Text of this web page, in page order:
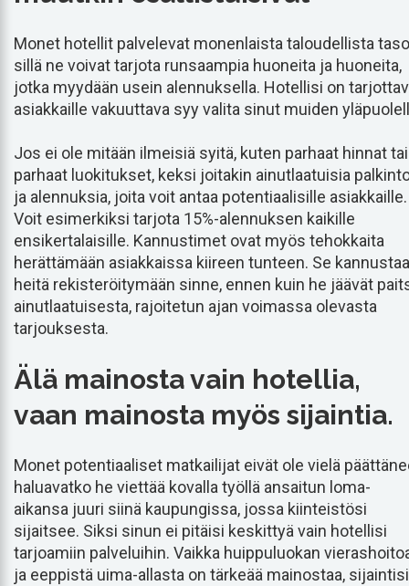
Monet hotellit palvelevat monenlaista taloudellista
sillä ne voivat tarjota runsaampia huoneita ja huoneita,
jotka myydään usein alennuksella. Hotellisi on
asiakkaille vakuuttava syy valita sinut muiden
Jos ei ole mitään ilmeisiä syitä, kuten parhaat hinnat tai
parhaat luokitukset, keksi joitakin ainutlaatuisia
ja alennuksia, joita voit antaa potentiaalisille asiakkaille.
Voit esimerkiksi tarjota 15%-alennuksen kaikille
ensikertalaisille. Kannustimet ovat myös tehokkaita
herättämään asiakkaissa kiireen tunteen. Se kannustaa
heitä rekisteröitymään sinne, ennen kuin he jäävät
ainutlaatuisesta, rajoitetun ajan voimassa olevasta
tarjouksesta.
Älä mainosta vain hotellia,
vaan mainosta myös sijaintia.
Monet potentiaaliset matkailijat eivät ole vielä
haluavatko he viettää kovalla työllä ansaitun loma-
aikansa juuri siinä kaupungissa, jossa kiinteistösi
sijaitsee. Siksi sinun ei pitäisi keskittyä vain hotellisi
tarjoamiin palveluihin. Vaikka huippuluokan
ja eeppistä uima-allasta on tärkeää mainostaa, sijaintisi